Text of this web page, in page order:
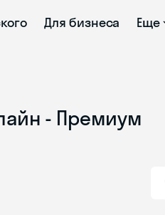
Для бизнеса Еще
- Премиум